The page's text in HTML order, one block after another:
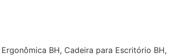
BH, Cadeira para Escritório BH,